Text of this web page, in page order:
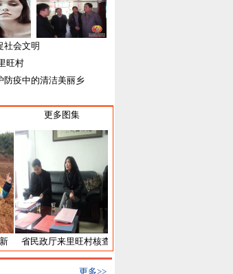
社会文明
旺村
防疫中的清洁美丽乡
更多图集
省民政厅来里旺村核查依
法自治工作
更多>>